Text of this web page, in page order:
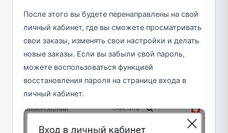
После этого вы будете перенаправлены на свой
личный кабинет, где вы сможете просматривать
свои заказы, изменять свои настройки и делать
новые заказы. Если вы забыли свой пароль,
можете воспользоваться функцией
восстановления пароля на странице входа в
личный кабинет.